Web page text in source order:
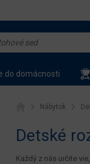
do domácnosti
Nábytok
Detské
Každý z nás určite